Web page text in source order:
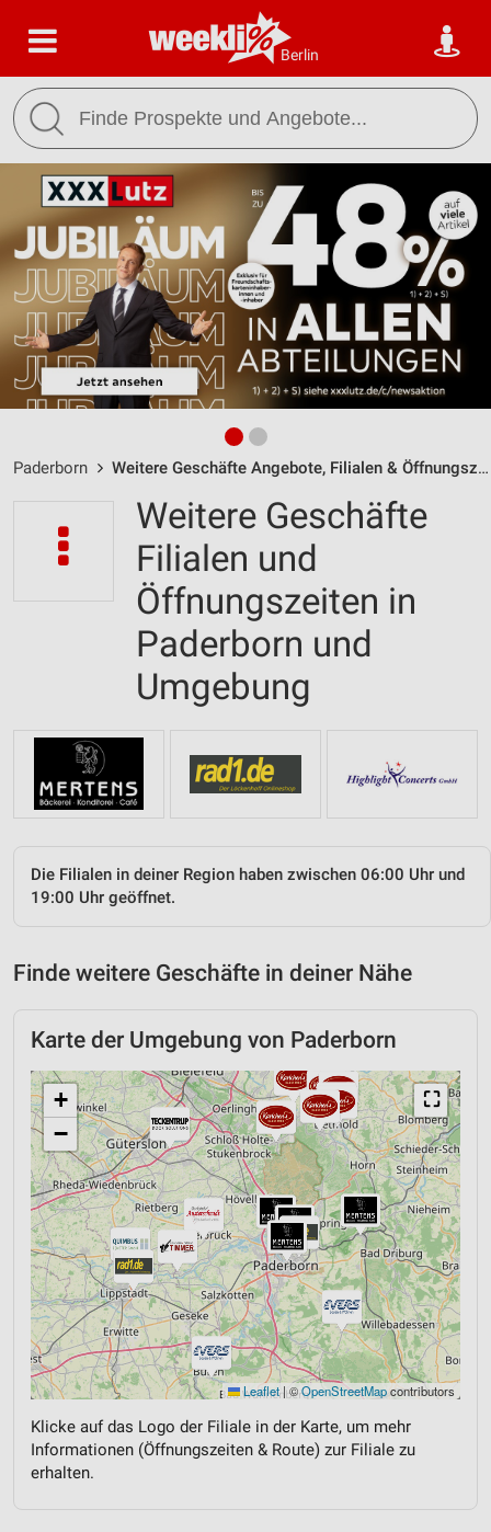
Berlin
Paderborn Weitere Geschäfte Angebote, Filialen & Öffnungszeiten
Weitere Geschäfte
Filialen und
Öffnungszeiten in
Paderborn und
Umgebung
Die Filialen in deiner Region haben zwischen 06:00 Uhr und
19:00 Uhr geöffnet.
Finde weitere Geschäfte in deiner Nähe
Karte der Umgebung von Paderborn
⛶
+
−
Leaflet|©OpenStreetMapcontributors
Klicke auf das Logo der Filiale in der Karte, um mehr
Informationen (Öffnungszeiten & Route) zur Filiale zu
erhalten.